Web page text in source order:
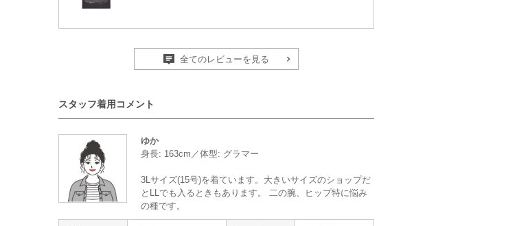
年齢 : 50代
身長 :160〜164cm
体型 : ややぽっちゃり
丈 : ふくらはぎ
使用地域 :山梨県
【一緒に注文した商品】
全てのレビューを見る
スタッフ着用コメント
ゆか
身長: 163cm／体型: グラマー
3Lサイズ(15号)を着ています。大きいサイズのショップだ
とLLでも入るときもあります。 二の腕、ヒップ特に悩み
の種です。